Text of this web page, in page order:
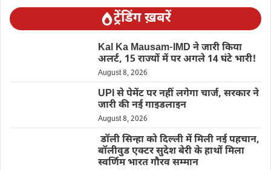
ट्रेंडिंग ख़बरें
Kal Ka Mausam-IMD ने जारी किया
अलर्ट, 15 राज्यों में पर अगले 14 घंटे भारी!
August 8, 2026
UPI से पेमेंट पर नहीं लगेगा चार्ज, सरकार ने
जारी की नई गाइडलाइन
August 8, 2026
डॉली सिन्हा को दिल्ली में मिली नई पहचान,
बॉलीवुड एक्टर सुदेश बेरी के हाथों मिला
स्वर्णिम भारत गौरव सम्मान